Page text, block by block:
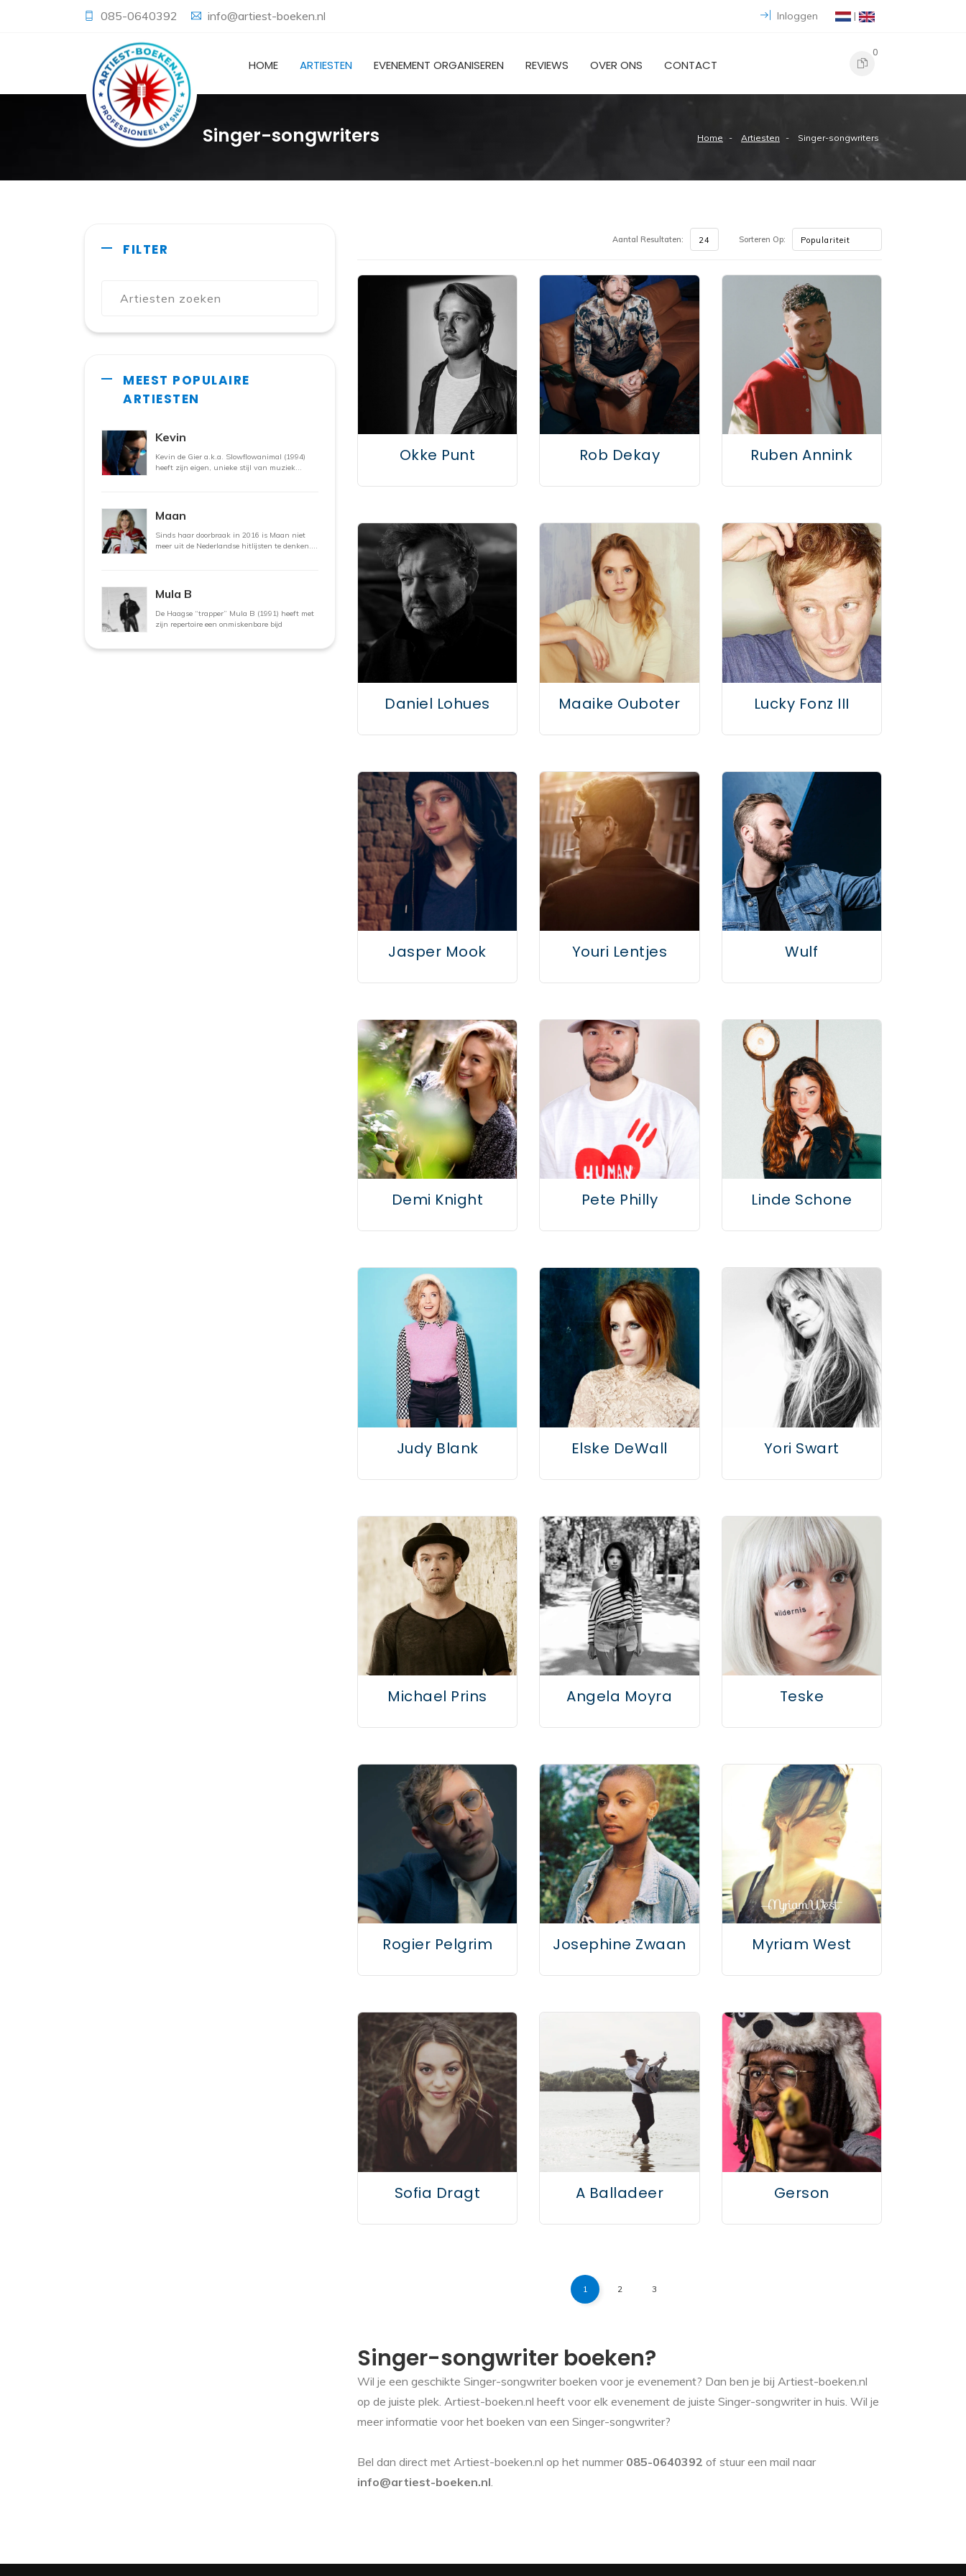
085-0640392 info@artiest-boeken.nl Inloggen |
HOME ARTIESTEN EVENEMENT ORGANISEREN REVIEWS OVER ONS CONTACT
0
Singer-songwriters Home Artiesten Singer-songwriters
FILTER
MEEST POPULAIRE
ARTIESTEN
Kevin
Kevin de Gier a.k.a. Slowflowanimal (1994)
heeft zijn eigen, unieke stijl van muziek
Maan
Sinds haar doorbraak in 2016 is Maan niet
meer uit de Nederlandse hitlijsten te denken.
Mula B
De Haagse “trapper” Mula B (1991) heeft met
zijn repertoire een onmiskenbare bijd
Aantal Resultaten: Sorteren Op:
Okke Punt Rob Dekay Ruben Annink
Daniel Lohues Maaike Ouboter Lucky Fonz III
Jasper Mook Youri Lentjes Wulf
Demi Knight Pete Philly Linde Schone
Judy Blank Elske DeWall Yori Swart
Michael Prins Angela Moyra Teske
Rogier Pelgrim Josephine Zwaan Myriam West
Sofia Dragt A Balladeer Gerson
1 2 3
Singer-songwriter boeken?
Wil je een geschikte Singer-songwriter boeken voor je evenement? Dan ben je bij Artiest-boeken.nl
op de juiste plek. Artiest-boeken.nl heeft voor elk evenement de juiste Singer-songwriter in huis. Wil je
meer informatie voor het boeken van een Singer-songwriter?
Bel dan direct met Artiest-boeken.nl op het nummer 085-0640392 of stuur een mail naar
info@artiest-boeken.nl